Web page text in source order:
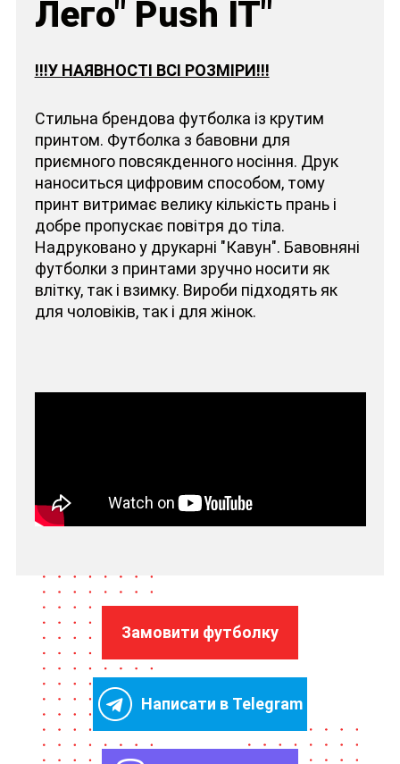
Лего" Push IT"
!!!У НАЯВНОСТІ ВСІ РОЗМІРИ!!!
Стильна брендова футболка із крутим
принтом. Футболка з бавовни для
приємного повсякденного носіння. Друк
наноситься цифровим способом, тому
принт витримає велику кількість прань і
добре пропускає повітря до тіла.
Надруковано у друкарні "Кавун". Бавовняні
футболки з принтами зручно носити як
влітку, так і взимку. Вироби підходять як
для чоловіків, так і для жінок.
Замовити футболку
Написати в Telegram